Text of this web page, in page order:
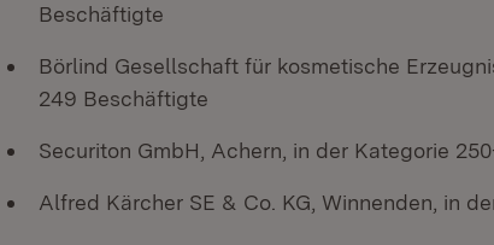
Beschäftigte
Börlind Gesellschaft für kosmetische
249 Beschäftigte
Securiton GmbH, Achern, in der Kategorie
Alfred Kärcher SE & Co. KG, Winnenden, in